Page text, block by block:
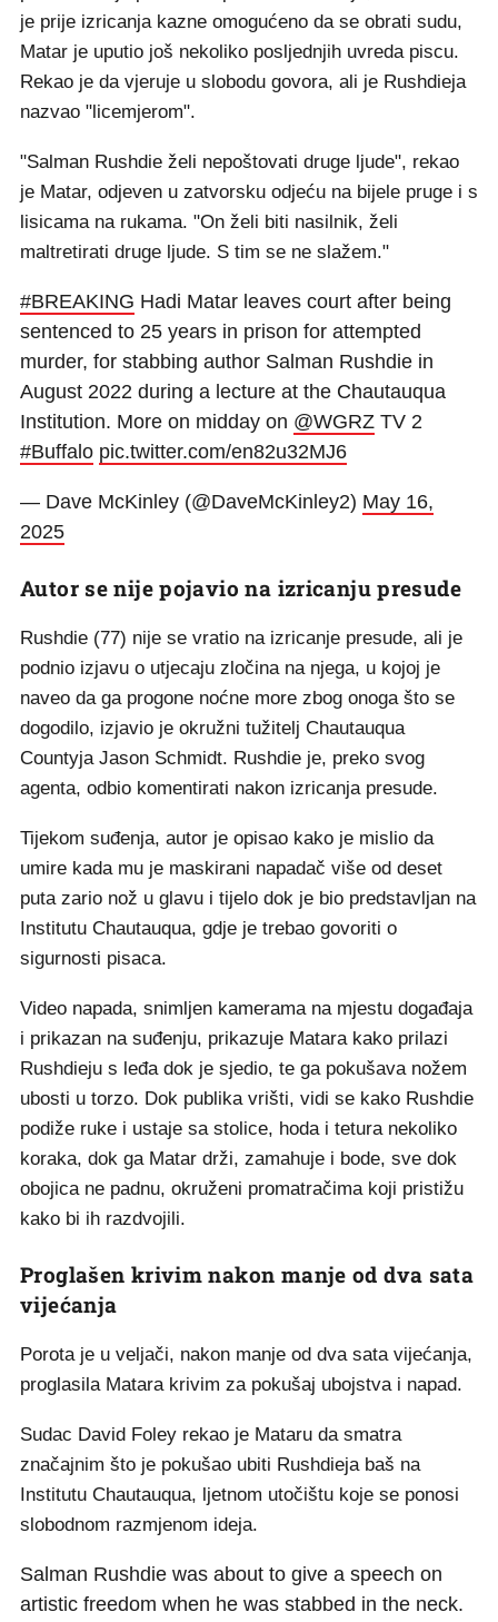
je prije izricanja kazne omogućeno da se obrati sudu,
Matar je uputio još nekoliko posljednjih uvreda piscu.
Rekao je da vjeruje u slobodu govora, ali je Rushdieja
nazvao "licemjerom".
"Salman Rushdie želi nepoštovati druge ljude", rekao
je Matar, odjeven u zatvorsku odjeću na bijele pruge i s
lisicama na rukama. "On želi biti nasilnik, želi
maltretirati druge ljude. S tim se ne slažem."
#BREAKING Hadi Matar leaves court after being
sentenced to 25 years in prison for attempted
murder, for stabbing author Salman Rushdie in
August 2022 during a lecture at the Chautauqua
Institution. More on midday on @WGRZ TV 2
#Buffalo pic.twitter.com/en82u32MJ6
— Dave McKinley (@DaveMcKinley2) May 16,
2025
Autor se nije pojavio na izricanju presude
Rushdie (77) nije se vratio na izricanje presude, ali je
podnio izjavu o utjecaju zločina na njega, u kojoj je
naveo da ga progone noćne more zbog onoga što se
dogodilo, izjavio je okružni tužitelj Chautauqua
Countyja Jason Schmidt. Rushdie je, preko svog
agenta, odbio komentirati nakon izricanja presude.
Tijekom suđenja, autor je opisao kako je mislio da
umire kada mu je maskirani napadač više od deset
puta zario nož u glavu i tijelo dok je bio predstavljan na
Institutu Chautauqua, gdje je trebao govoriti o
sigurnosti pisaca.
Video napada, snimljen kamerama na mjestu događaja
i prikazan na suđenju, prikazuje Matara kako prilazi
Rushdieju s leđa dok je sjedio, te ga pokušava nožem
ubosti u torzo. Dok publika vrišti, vidi se kako Rushdie
podiže ruke i ustaje sa stolice, hoda i tetura nekoliko
koraka, dok ga Matar drži, zamahuje i bode, sve dok
obojica ne padnu, okruženi promatračima koji pristižu
kako bi ih razdvojili.
Proglašen krivim nakon manje od dva sata
vijećanja
Porota je u veljači, nakon manje od dva sata vijećanja,
proglasila Matara krivim za pokušaj ubojstva i napad.
Sudac David Foley rekao je Mataru da smatra
značajnim što je pokušao ubiti Rushdieja baš na
Institutu Chautauqua, ljetnom utočištu koje se ponosi
slobodnom razmjenom ideja.
Salman Rushdie was about to give a speech on
artistic freedom when he was stabbed in the neck.